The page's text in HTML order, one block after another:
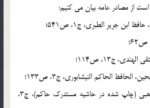
است از مصادر عامه بيان مى كنيم:
4ـ التلخيص، الحافظ الذهبى (چاپ شده در حاشيه مستدرك حاكم)، ج3،